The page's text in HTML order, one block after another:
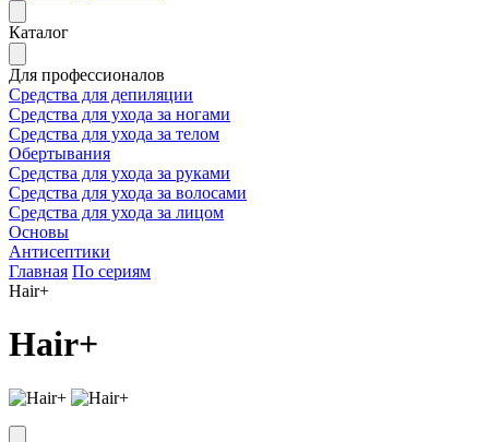
Каталог
Для профессионалов
Средства для депиляции
Средства для ухода за ногами
Средства для ухода за телом
Обертывания
Средства для ухода за руками
Средства для ухода за волосами
Средства для ухода за лицом
Основы
Антисептики
Главная По сериям
Hair+
Hair+